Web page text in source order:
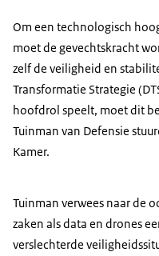
Om een technologisch
moet de gevechtskracht
zelf de veiligheid en
Transformatie Strategie
hoofdrol speelt, moet dit
Tuinman van Defensie
Kamer.
Tuinman verwees naar de
zaken als data en drones
verslechterde